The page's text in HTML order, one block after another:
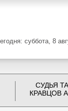
суббота, 8
СУДЬЯ
КРАВЦОВ